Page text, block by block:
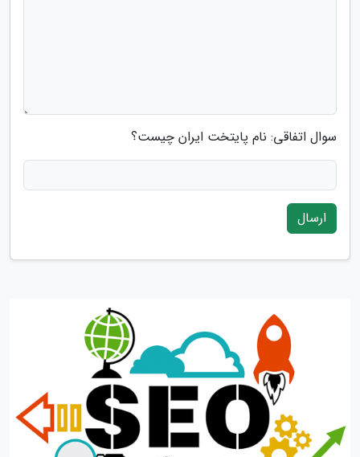
سوال اتفاقی: نام پایتخت ایران چیست؟
ارسال